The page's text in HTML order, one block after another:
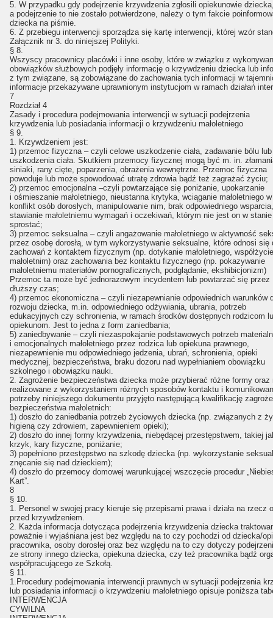
5. W przypadku gdy podejrzenie krzywdzenia zgłosili opiekunowie
a podejrzenie to nie zostało potwierdzone, należy o tym fakcie
dziecka na piśmie.
6. Z przebiegu interwencji sporządza się kartę interwencji, której wzór
Załącznik nr 3. do niniejszej Polityki.
§ 8.
Wszyscy pracownicy placówki i inne osoby, które w związku z
obowiązków służbowych podjęły informację o krzywdzeniu dziecka lub
z tym związane, są zobowiązane do zachowania tych informacji w
informacje przekazywane uprawnionym instytucjom w ramach działań
7
Rozdział 4
Zasady i procedura podejmowania interwencji w sytuacji podejrzenia
krzywdzenia lub posiadania informacji o krzywdzeniu małoletniego
§ 9.
1. Krzywdzeniem jest:
1) przemoc fizyczna – czyli celowe uszkodzenie ciała, zadawanie bólu
uszkodzenia ciała. Skutkiem przemocy fizycznej mogą być m. in.
siniaki, rany cięte, poparzenia, obrażenia wewnętrzne. Przemoc fizyczna
powoduje lub może spowodować utratę zdrowia bądź też zagrażać życiu;
2) przemoc emocjonalna –czyli powtarzające się poniżanie, upokarzanie
i ośmieszanie małoletniego, nieustanna krytyka, wciąganie małoletniego w
konflikt osób dorosłych, manipulowanie nim, brak odpowiedniego wsparcia,
stawianie małoletniemu wymagań i oczekiwań, którym nie jest on w stanie
sprostać;
3) przemoc seksualna – czyli angażowanie małoletniego w aktywność
przez osobę dorosłą, w tym wykorzystywanie seksualne, które odnosi się
zachowań z kontaktem fizycznym (np. dotykanie małoletniego,
małoletnim) oraz zachowania bez kontaktu fizycznego (np. pokazywanie
małoletniemu materiałów pornograficznych, podglądanie, ekshibicjonizm)
Przemoc ta może być jednorazowym incydentem lub powtarzać się przez
dłuższy czas;
4) przemoc ekonomiczna – czyli niezapewnianie odpowiednich warunków
rozwoju dziecka, m.in. odpowiedniego odżywiania, ubrania, potrzeb
edukacyjnych czy schronienia, w ramach środków dostępnych rodzicom
opiekunom. Jest to jedna z form zaniedbania;
5) zaniedbywanie – czyli niezaspokajanie podstawowych potrzeb
i emocjonalnych małoletniego przez rodzica lub opiekuna prawnego,
niezapewnienie mu odpowiedniego jedzenia, ubrań, schronienia, opieki
medycznej, bezpieczeństwa, braku dozoru nad wypełnianiem obowiązku
szkolnego i obowiązku nauki.
2. Zagrożenie bezpieczeństwa dziecka może przybierać różne formy oraz
realizowane z wykorzystaniem różnych sposobów kontaktu i
potrzeby niniejszego dokumentu przyjęto następującą kwalifikację
bezpieczeństwa małoletnich:
1) doszło do zaniedbania potrzeb życiowych dziecka (np. związanych z
higieną czy zdrowiem, zapewnieniem opieki);
2) doszło do innej formy krzywdzenia, niebędącej przestępstwem, takiej
krzyk, kary fizyczne, poniżanie;
3) popełniono przestępstwo na szkodę dziecka (np. wykorzystanie
znęcanie się nad dzieckiem);
4) doszło do przemocy domowej warunkującej wszczęcie procedur
Kart”.
8
§ 10.
1. Personel w swojej pracy kieruje się przepisami prawa i działa na rzecz
przed krzywdzeniem.
2. Każda informacja dotycząca podejrzenia krzywdzenia dziecka
poważnie i wyjaśniana jest bez względu na to czy pochodzi od dziecka/
pracownika, osoby dorosłej oraz bez względu na to czy dotyczy
ze strony innego dziecka, opiekuna dziecka, czy też pracownika bądź
współpracującego ze Szkołą.
§ 11.
1.Procedury podejmowania interwencji prawnych w sytuacji podejrzenia
lub posiadania informacji o krzywdzeniu małoletniego opisuje poniższa
INTERWENCJA
CYWILNA